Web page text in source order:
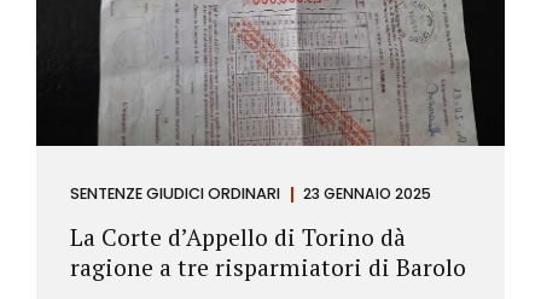
SENTENZE GIUDICI ORDINARI 23 GENNAIO 2025
La Corte d’Appello di Torino dà
ragione a tre risparmiatori di Barolo